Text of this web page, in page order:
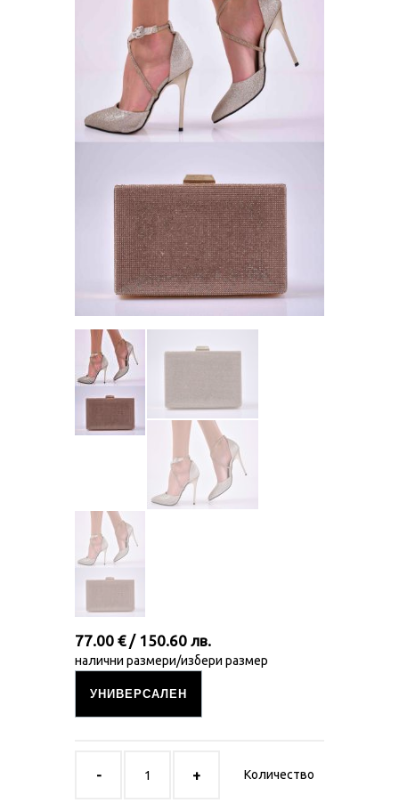
77.00 € / 150.60 лв.
налични размери/избери размер
УНИВЕРСАЛЕН
Количество